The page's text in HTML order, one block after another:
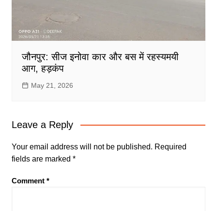
जौनपुर: सीज इनोवा कार और बस में रहस्यमयी
आग, हड़कंप
May 21, 2026
Leave a Reply
Your email address will not be published. Required
fields are marked *
Comment *